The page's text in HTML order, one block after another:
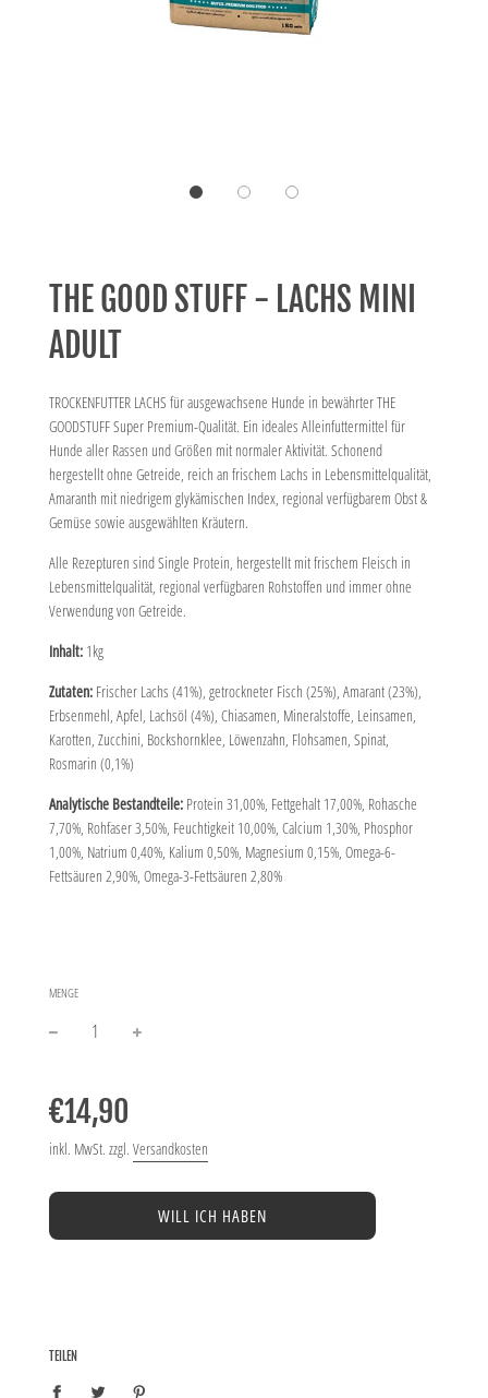
THE GOOD STUFF - LACHS MINI
ADULT
TROCKENFUTTER LACHS für ausgewachsene Hunde in bewährter THE
GOODSTUFF Super Premium-Qualität. Ein ideales Alleinfuttermittel für
Hunde aller Rassen und Größen mit normaler Aktivität. Schonend
hergestellt ohne Getreide, reich an frischem Lachs in Lebensmittelqualität,
Amaranth mit niedrigem glykämischen Index, regional verfügbarem Obst &
Gemüse sowie ausgewählten Kräutern.
Alle Rezepturen sind Single Protein, hergestellt mit frischem Fleisch in
Lebensmittelqualität, regional verfügbaren Rohstoffen und immer ohne
Verwendung von Getreide.
Inhalt: 1kg
Zutaten: Frischer Lachs (41%), getrockneter Fisch (25%), Amarant (23%),
Erbsenmehl, Apfel, Lachsöl (4%), Chiasamen, Mineralstoffe, Leinsamen,
Karotten, Zucchini, Bockshornklee, Löwenzahn, Flohsamen, Spinat,
Rosmarin (0,1%)
Analytische Bestandteile: Protein 31,00%, Fettgehalt 17,00%, Rohasche
7,70%, Rohfaser 3,50%, Feuchtigkeit 10,00%, Calcium 1,30%, Phosphor
1,00%, Natrium 0,40%, Kalium 0,50%, Magnesium 0,15%, Omega-6-
Fettsäuren 2,90%, Omega-3-Fettsäuren 2,80%
MENGE
Preis
€14,90
inkl. MwSt. zzgl. Versandkosten
WILL ICH HABEN
TEILEN